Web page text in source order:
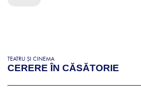
TEATRU ȘI CINEMA
CERERE ÎN CĂSĂTORIE